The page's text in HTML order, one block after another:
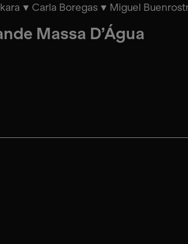
Carla Boregas Miguel
Massa D’Água